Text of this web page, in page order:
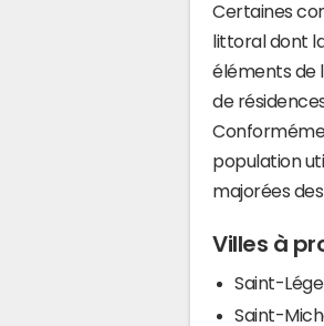
Certaines
littoral dont
éléments de
de
population
majorées
Villes à
Saint-
Saint-